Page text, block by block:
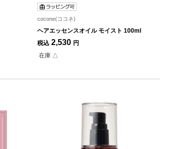
cocone(ココネ)
ヘアエッセンスオイル モイスト 100ml
税込 2,530 円
在庫 △